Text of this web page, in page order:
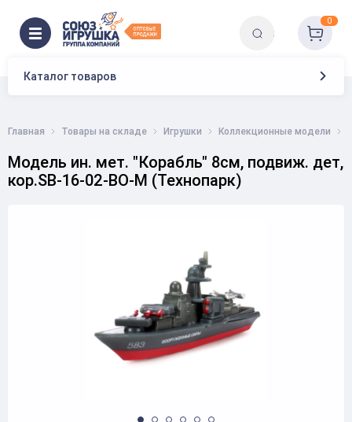
Каталог товаров
0
Главная Товары на складе Игрушки Коллекционные модели
Модель ин. мет. "Корабль" 8см, подвиж. дет,
кор.SB-16-02-BO-M (Технопарк)